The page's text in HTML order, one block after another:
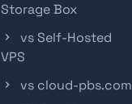
Storage Box
vs Self-Hosted
VPS
vs cloud-pbs.com